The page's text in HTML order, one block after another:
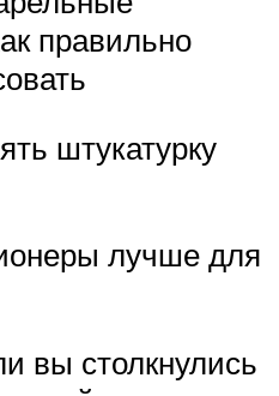
правильно
штукатурку
лучше для
вы столкнулись